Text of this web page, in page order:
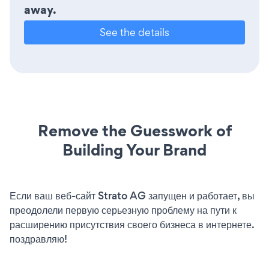
away.
See the details
Remove the Guesswork of
Building Your Brand
Если ваш веб-сайт Strato AG запущен и работает, вы
преодолели первую серьезную проблему на пути к
расширению присутствия своего бизнеса в интернете.
поздравляю!